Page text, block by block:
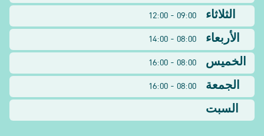
الثلاثاء
09:00 - 12:00
الأربعاء
08:00 - 14:00
الخميس
08:00 - 16:00
الجمعة
08:00 - 16:00
السبت